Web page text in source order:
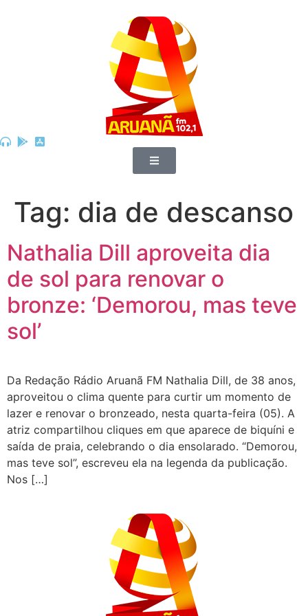
Tag: dia de descanso
Nathalia Dill aproveita dia
de sol para renovar o
bronze: ‘Demorou, mas teve
sol’
Da Redação Rádio Aruanã FM Nathalia Dill, de 38 anos,
aproveitou o clima quente para curtir um momento de
lazer e renovar o bronzeado, nesta quarta-feira (05). A
atriz compartilhou cliques em que aparece de biquíni e
saída de praia, celebrando o dia ensolarado. “Demorou,
mas teve sol”, escreveu ela na legenda da publicação.
Nos […]